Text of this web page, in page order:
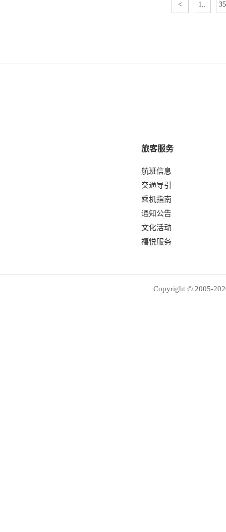
< 1..
旅客服务
航班信息
交通导引
乘机指南
通知公告
文化活动
禧悦服务
Copyright © 2005-